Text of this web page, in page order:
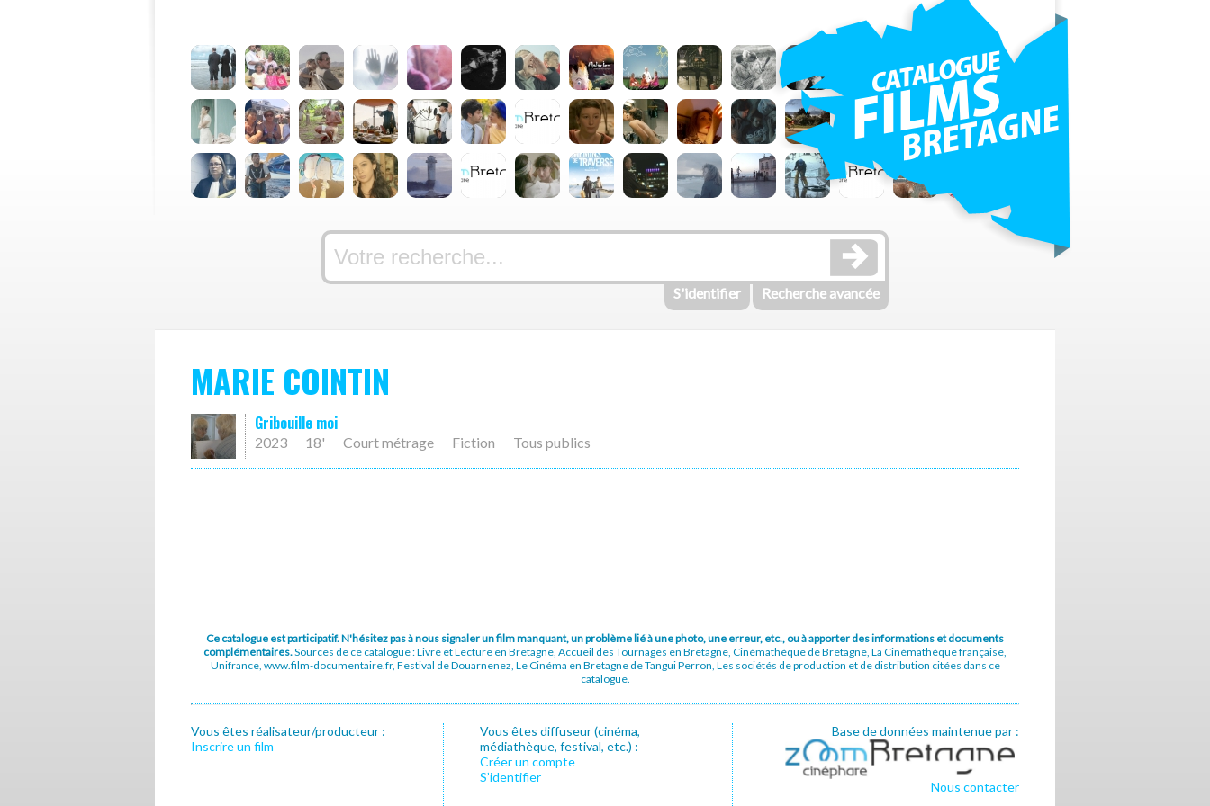
S'identifier Recherche avancée
MARIE COINTIN
Gribouille moi
2023 18' Court métrage Fiction Tous publics
Ce catalogue est participatif. N'hésitez pas à nous signaler un film manquant, un problème lié à une photo, une erreur, etc., ou à apporter des informations et documents
complémentaires.Sources de ce catalogue : Livre et Lecture en Bretagne, Accueil des Tournages en Bretagne, Cinémathèque de Bretagne, La Cinémathèque française,
Unifrance, www.film-documentaire.fr, Festival de Douarnenez, Le Cinéma en Bretagne de Tangui Perron, Les sociétés de production et de distribution citées dans ce
catalogue.
Vous êtes réalisateur/producteur :
Inscrire un film
Vous êtes diffuseur (cinéma,
médiathèque, festival, etc.) :
Créer un compte
S’identifier
Base de données maintenue par :
Nous contacter